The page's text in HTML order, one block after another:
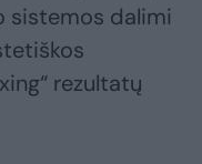
sistemos dalimi
rezultatų